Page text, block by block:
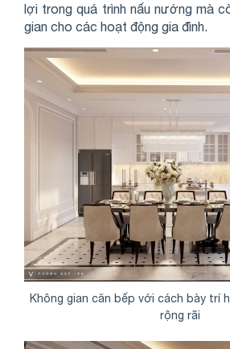
lợi trong quá trình nấu nướng mà
gian cho các hoạt động gia đình.
Không gian căn bếp với cách bày trí
rộng rãi